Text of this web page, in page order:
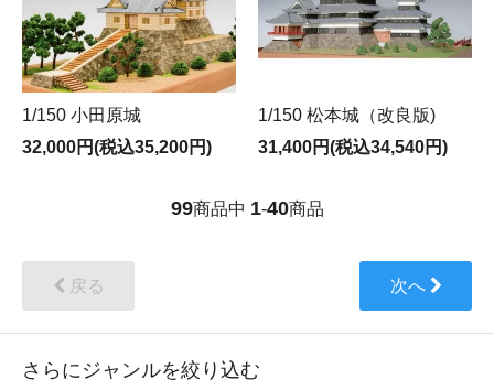
1/150 小田原城
32,000円(税込35,200円)
1/150 松本城（改良版)
31,400円(税込34,540円)
99商品中 1-40商品
戻る 次へ
さらにジャンルを絞り込む